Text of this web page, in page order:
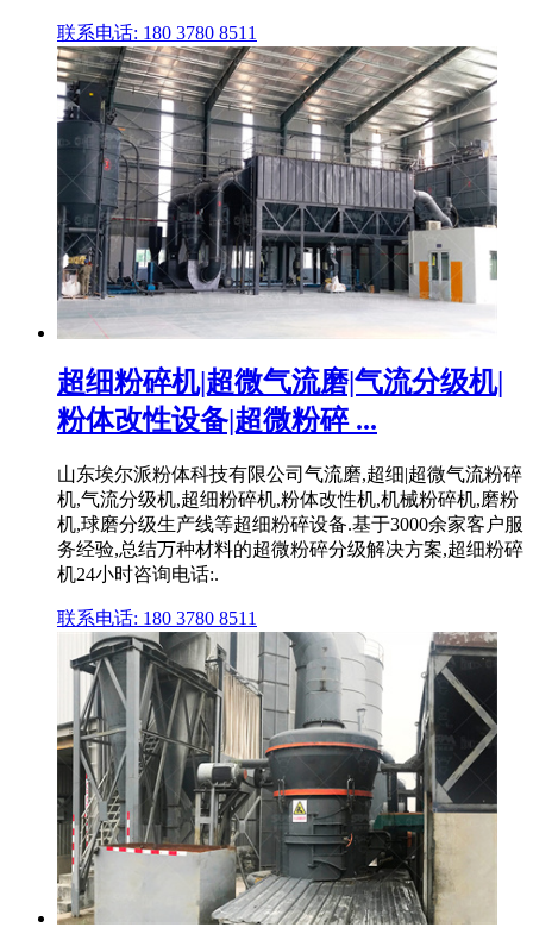
联系电话: 180 3780 8511
超细粉碎机|超微气流磨|气流分级机|
粉体改性设备|超微粉碎 ...
山东埃尔派粉体科技有限公司气流磨,超细|超微气流粉碎
机,气流分级机,超细粉碎机,粉体改性机,机械粉碎机,磨粉
机,球磨分级生产线等超细粉碎设备.基于3000余家客户服
务经验,总结万种材料的超微粉碎分级解决方案,超细粉碎
机24小时咨询电话:.
联系电话: 180 3780 8511